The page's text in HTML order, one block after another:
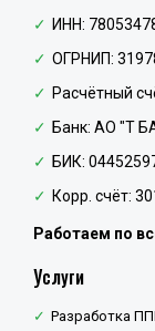
ИНН:
ОГРНИП:
Расчётный
Банк: АО "Т
БИК:
Корр. счёт:
Работаем по
Услуги
Разработка